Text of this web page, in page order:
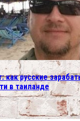
как русские
в таиланде